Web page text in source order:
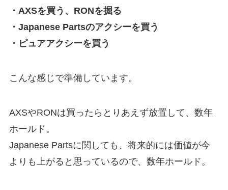
・AXSを買う、RONを掘る
・Japanese Partsのアクシーを買う
・ピュアアクシーを買う
こんな感じで準備しています。
AXSやRONは買ったらとりあえず放置して、数年
ホールド。
Japanese Partsに関しても、将来的には価値が今
よりも上がると思っているので、数年ホールド。